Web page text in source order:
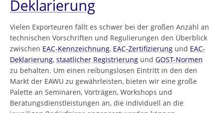
Deklarierung
Vielen Exporteuren fällt es schwer bei der großen Anzahl an
technischen Vorschriften und Regulierungen den Überblick
zwischen EAC-Kennzeichnung, EAC-Zertifizierung und EAC-
Deklarierung, staatlicher Registrierung und GOST-Normen
zu behalten. Um einen reibungslosen Eintritt in den den
Markt der EAWU zu gewährleisten, bieten wir eine große
Palette an Seminaren, Vorträgen, Workshops und
Beratungsdienstleistungen an, die individuell an die